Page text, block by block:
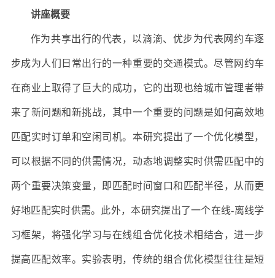
讲座概要
作为共享出行的代表，以滴滴、优步为代表网约车逐
步成为人们日常出行的一种重要的交通模式。尽管网约车
在商业上取得了巨大的成功，它的出现也给城市管理者带
来了新问题和新挑战，其中一个重要的问题是如何高效地
匹配实时订单和空闲司机。本研究提出了一个优化模型，
可以根据不同的供需情况，动态地调整实时供需匹配中的
两个重要决策变量，即匹配时间窗口和匹配半径，从而更
好地匹配实时供需。此外，本研究提出了一个在线-离线学
习框架，将强化学习与在线组合优化技术相结合，进一步
提高匹配效率。实验表明，传统的组合优化模型往往是短